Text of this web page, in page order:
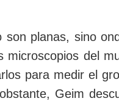
son planas, sino
microscopios del
para medir el
Geim